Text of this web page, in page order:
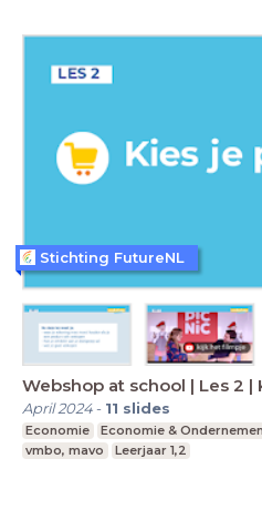
Webshop at school | Les 2
April 2024- 11 slides
Economie Economie & Ondernemen
vmbo, mavo
Leerjaar 1,2
Stichting FutureNL